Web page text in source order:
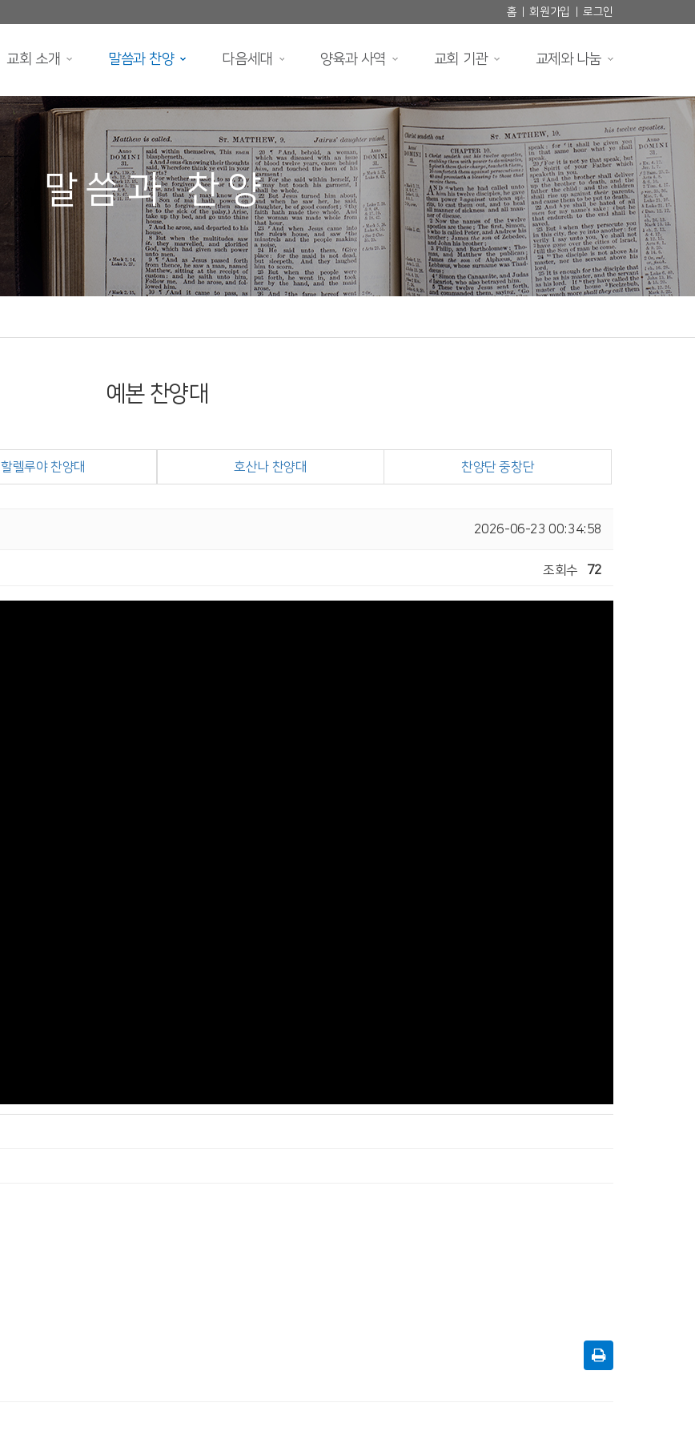
홈 회원가입 로그인
교회 소개 말씀과 찬양 다음세대 양육과 사역 교회 기관 교제와 나눔
말씀과 찬양
예본 찬양대
할렐루야 찬양대 호산나 찬양대 찬양단 중창단
2026-06-23 00:34:58
조회수 72